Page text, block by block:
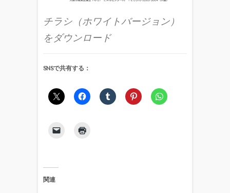
チラシ（ホワイトバージョン）
をダウンロード
SNSで共有する：
関連